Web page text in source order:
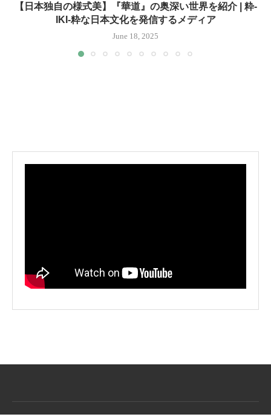
【日本独自の様式美】『華道』の奥深い世界を紹介 | 粋-
IKI-粋な日本文化を発信するメディア
June 18, 2025